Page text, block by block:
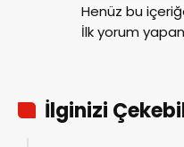
Henüz bu
İlk yorum
İlginizi